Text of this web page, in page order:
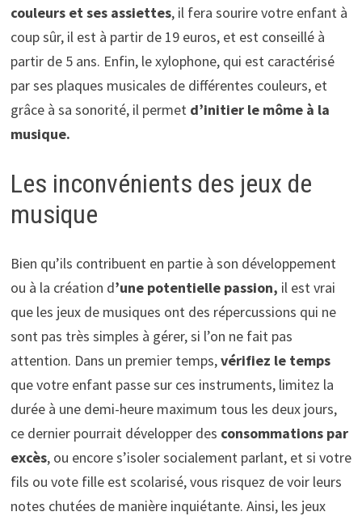
couleurs et ses assiettes, il fera sourire votre enfant à
coup sûr, il est à partir de 19 euros, et est conseillé à
partir de 5 ans. Enfin, le xylophone, qui est caractérisé
par ses plaques musicales de différentes couleurs, et
grâce à sa sonorité, il permet d’initier le môme à la
musique.
Les inconvénients des jeux de
musique
Bien qu’ils contribuent en partie à son développement
ou à la création d’une potentielle passion, il est vrai
que les jeux de musiques ont des répercussions qui ne
sont pas très simples à gérer, si l’on ne fait pas
attention. Dans un premier temps,vérifiez le temps
que votre enfant passe sur ces instruments, limitez la
durée à une demi-heure maximum tous les deux jours,
ce dernier pourrait développer des consommations par
excès, ou encore s’isoler socialement parlant, et si votre
fils ou vote fille est scolarisé, vous risquez de voir leurs
notes chutées de manière inquiétante. Ainsi, les jeux